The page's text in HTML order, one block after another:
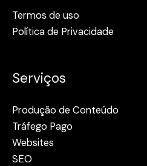
Termos de uso
Política de Privacidade
Serviços
Produção de Conteúdo
Tráfego Pago
Websites
SEO